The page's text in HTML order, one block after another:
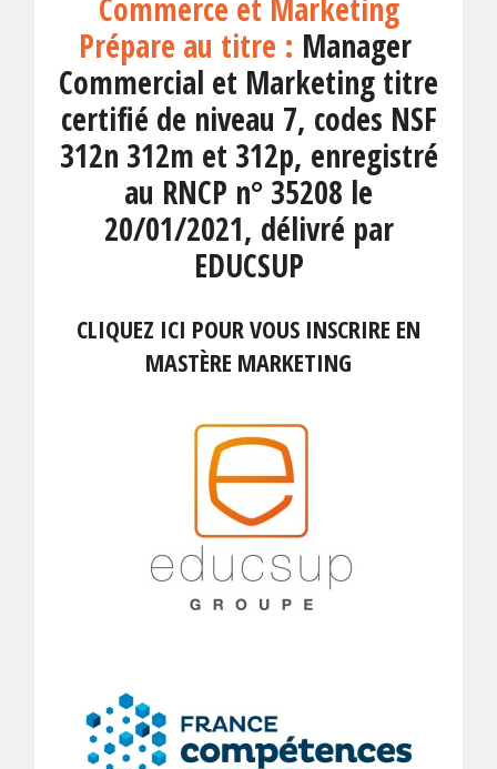
Commerce et Marketing
Prépare au titre : Manager
Commercial et Marketing titre
certifié de niveau 7, codes NSF
312n 312m et 312p, enregistré
au RNCP n° 35208 le
20/01/2021, délivré par
EDUCSUP
CLIQUEZ ICI POUR VOUS INSCRIRE EN
MASTÈRE MARKETING